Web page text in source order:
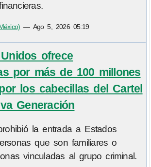
— Ago 5, 2026 05:19
ofrece
por más de 100 millones
los cabecillas del Cartel
Generación
la entrada a Estados
que son familiares o
vinculadas al grupo criminal.